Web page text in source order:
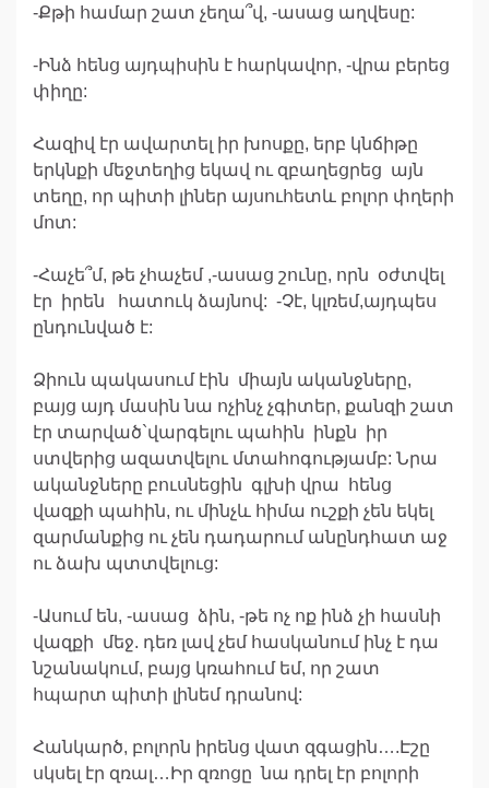
-Քթի համար շատ չեղա՞վ, -ասաց աղվեսը:
-Ինձ հենց այդպիսին է հարկավոր, -վրա բերեց
փիղը:
Հազիվ էր ավարտել իր խոսքը, երբ կնճիթը
երկնքի մեջտեղից եկավ ու զբաղեցրեց այն
տեղը, որ պիտի լիներ այսուհետև բոլոր փղերի
մոտ:
-Հաչե՞մ, թե չհաչեմ ,-ասաց շունը, որն օժտվել
էր իրեն հատուկ ձայնով: -Չէ, կլռեմ,այդպես
ընդունված է:
Ձիուն պակասում էին միայն ականջները,
բայց այդ մասին նա ոչինչ չգիտեր, քանզի շատ
էր տարված`վարգելու պահին ինքն իր
ստվերից ազատվելու մտահոգությամբ: Նրա
ականջները բուսնեցին գլխի վրա հենց
վազքի պահին, ու մինչև հիմա ուշքի չեն եկել
զարմանքից ու չեն դադարում անընդհատ աջ
ու ձախ պտտվելուց:
-Ասում են, -ասաց ձին, -թե ոչ ոք ինձ չի հասնի
վազքի մեջ. դեռ լավ չեմ հասկանում ինչ է դա
նշանակում, բայց կռահում եմ, որ շատ
հպարտ պիտի լինեմ դրանով:
Հանկարծ, բոլորն իրենց վատ զգացին….Էշը
սկսել էր զռալ…Իր զռոցը նա դրել էր բոլորի